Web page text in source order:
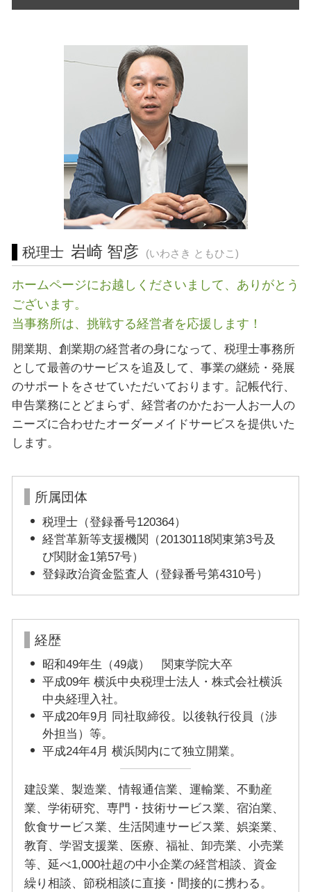
節税 対策
青色申告 白色申告 違い
自益権 とは
許認可 申請
訪問介護 開業
営業 許認可 申請 三重県 税理士
経営相談 岐阜県 税理士
税務相談 三重県 相談
会社設立 静岡県 相談
許認可 藤沢市 税理士 相談
許認可 東京都 税理士 相談
許認可 東海地方 税理士 相談
経営相談 愛知県 税理士 相談
起業支援 東京都 相談
税務相談 愛知県 相談
税務相談 相模原市 相談
税理士 岩崎 智彦 (いわさき ともひこ)
ホームページにお越しくださいまして、ありがとう
ございます。
当事務所は、挑戦する経営者を応援します！
開業期、創業期の経営者の身になって、税理士事務所
として最善のサービスを追及して、事業の継続・発展
のサポートをさせていただいております。記帳代行、
申告業務にとどまらず、経営者のかたお一人お一人の
ニーズに合わせたオーダーメイドサービスを提供いた
します。
所属団体
税理士（登録番号120364）
経営革新等支援機関（20130118関東第3号及
び関財金1第57号）
登録政治資金監査人（登録番号第4310号）
経歴
昭和49年生（49歳） 関東学院大卒
平成09年 横浜中央税理士法人・株式会社横浜
中央経理入社。
平成20年9月 同社取締役。以後執行役員（渉
外担当）等。
平成24年4月 横浜関内にて独立開業。
建設業、製造業、情報通信業、運輸業、不動産
業、学術研究、専門・技術サービス業、宿泊業、
飲食サービス業、生活関連サービス業、娯楽業、
教育、学習支援業、医療、福祉、卸売業、小売業
等、延べ1,000社超の中小企業の経営相談、資金
繰り相談、節税相談に直接・間接的に携わる。